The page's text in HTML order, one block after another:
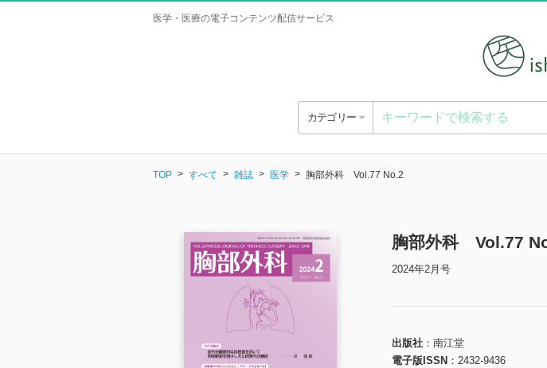
医学・医療の電子コンテンツ配信サービス
カテゴリー
TOP すべて 雑誌 医学 胸部外科 Vol.77 No.2
胸部外科 Vol.77
2024年2月号
出版社
南江堂
電子版ISSN
2432-9436